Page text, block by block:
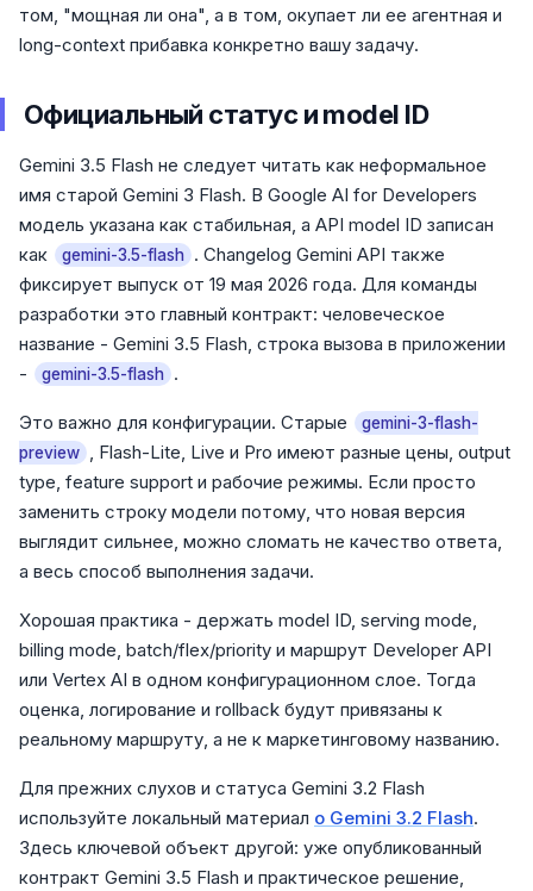
том, "мощная ли она", а в том, окупает ли ее агентная и
long-context прибавка конкретно вашу задачу.
Официальный статус и model ID
Gemini 3.5 Flash не следует читать как неформальное
имя старой Gemini 3 Flash. В Google AI for Developers
модель указана как стабильная, а API model ID записан
как
gemini-3.5-flash . Changelog Gemini API также
фиксирует выпуск от 19 мая 2026 года. Для команды
разработки это главный контракт: человеческое
название - Gemini 3.5 Flash, строка вызова в приложении
-
gemini-3.5-flash .
Это важно для конфигурации. Старые
gemini-3-flash-
preview , Flash-Lite, Live и Pro имеют разные цены, output
type, feature support и рабочие режимы. Если просто
заменить строку модели потому, что новая версия
выглядит сильнее, можно сломать не качество ответа,
а весь способ выполнения задачи.
Хорошая практика - держать model ID, serving mode,
billing mode, batch/flex/priority и маршрут Developer API
или Vertex AI в одном конфигурационном слое. Тогда
оценка, логирование и rollback будут привязаны к
реальному маршруту, а не к маркетинговому названию.
Для прежних слухов и статуса Gemini 3.2 Flash
используйте локальный материал о Gemini 3.2 Flash.
Здесь ключевой объект другой: уже опубликованный
контракт Gemini 3.5 Flash и практическое решение,